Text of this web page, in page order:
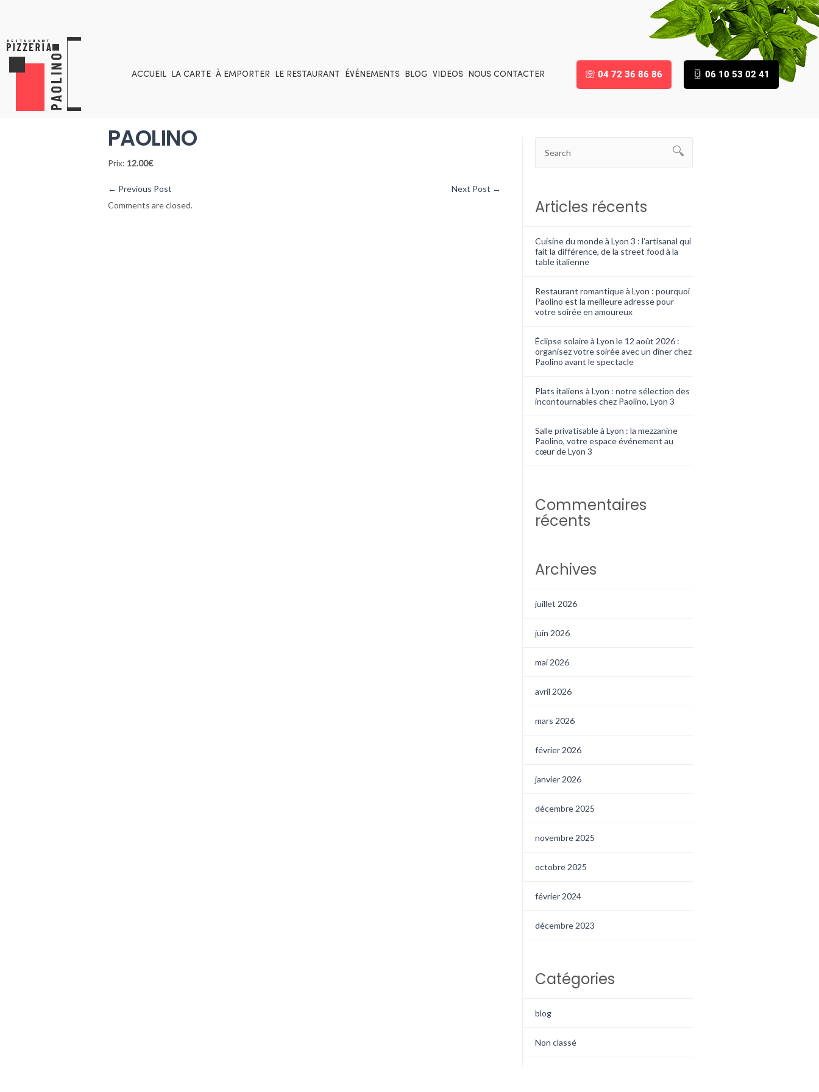
ACCUEIL LA CARTE À EMPORTER LE RESTAURANT ÉVÉNEMENTS BLOG VIDEOS NOUS CONTACTER 04 72 36 86 86 06 10 53 02 41
PAOLINO
Prix: 12.00€
← Previous Post Next Post →
Comments are closed.
Articles récents
Cuisine du monde à Lyon 3 : l’artisanal qui
fait la différence, de la street food à la
table italienne
Restaurant romantique à Lyon : pourquoi
Paolino est la meilleure adresse pour
votre soirée en amoureux
Éclipse solaire à Lyon le 12 août 2026 :
organisez votre soirée avec un dîner chez
Paolino avant le spectacle
Plats italiens à Lyon : notre sélection des
incontournables chez Paolino, Lyon 3
Salle privatisable à Lyon : la mezzanine
Paolino, votre espace événement au
cœur de Lyon 3
Commentaires
récents
Archives
juillet 2026
juin 2026
mai 2026
avril 2026
mars 2026
février 2026
janvier 2026
décembre 2025
novembre 2025
octobre 2025
février 2024
décembre 2023
Catégories
blog
Non classé